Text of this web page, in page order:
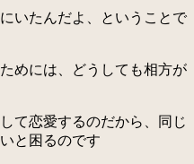
いたんだよ、ということで
めには、どうしても相方が
て恋愛するのだから、同じ
と困るのです